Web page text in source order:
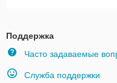
Поддержка
Часто задаваемые
Служба поддержки